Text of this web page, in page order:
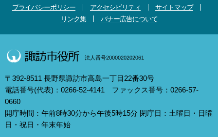
プライバシーポリシー
アクセシビリティ
サイトマップ
リンク集
バナー広告について
法人番号2000020202061
〒392-8511 長野県諏訪市高島一丁目22番30号
電話番号(代表)：0266-52-4141 ファックス番号：0266-57-
0660
開庁時間：午前8時30分から午後5時15分 閉庁日：土曜日・日曜
日・祝日・年末年始